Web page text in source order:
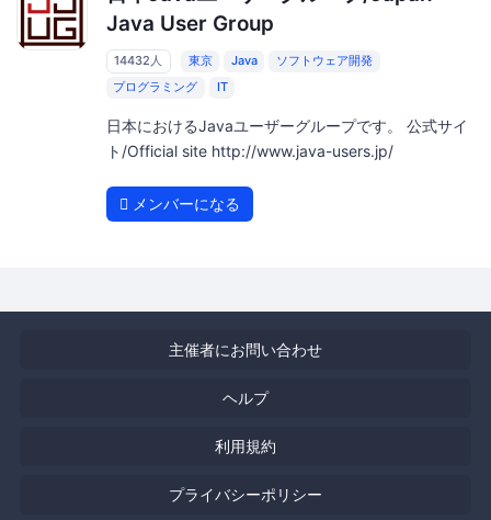
Java User Group
14432人 東京 Java
ソフトウェア開発
プログラミング
IT
日本におけるJavaユーザーグループです。 公式サイ
ト/Official site http://www.java-users.jp/
メンバーになる
主催者にお問い合わせ
ヘルプ
利用規約
プライバシーポリシー